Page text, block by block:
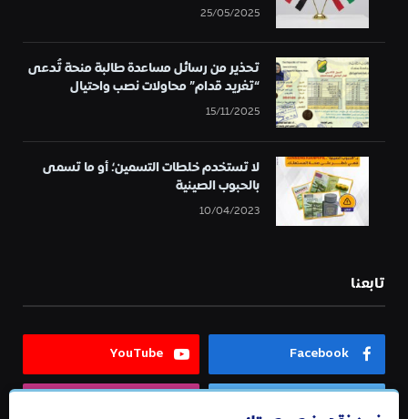
25/05/2025
تحذير من رسائل مساعدة طالبة منحة تُدعى
“تغريد قدام” محاولات نصب واحتيال
15/11/2025
لا تستخدم خلطات التسمين؛ أو ما تسمى
بالحبوب الصينية
10/04/2023
تابعنا
Facebook
YouTube